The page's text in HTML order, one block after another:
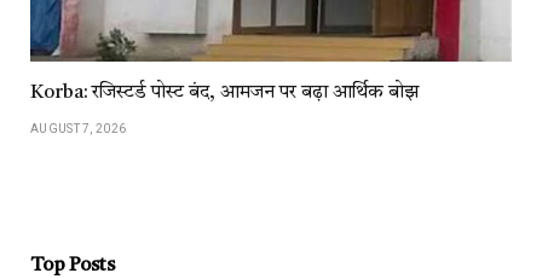
Korba: रजिस्टर्ड पोस्ट बंद, आमजन पर बढ़ा आर्थिक बोझ
AUGUST 7, 2026
Top Posts